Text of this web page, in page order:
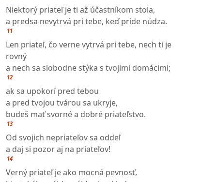
Niektorý priateľ je ti až účastníkom stola,
a predsa nevytrvá pri tebe, keď príde núdza.
11
Len priateľ, čo verne vytrvá pri tebe, nech ti je
rovný
a nech sa slobodne stýka s tvojimi domácimi;
12
ak sa upokorí pred tebou
a pred tvojou tvárou sa ukryje,
budeš mať svorné a dobré priateľstvo.
13
Od svojich nepriateľov sa oddeľ
a daj si pozor aj na priateľov!
14
Verný priateľ je ako mocná pevnosť,